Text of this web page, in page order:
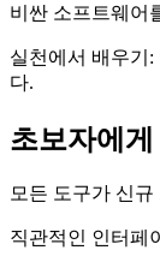
비싼 소프트웨어
실천에서 배우기
다.
초보자에
모든 도구가 신
직관적인 인터페